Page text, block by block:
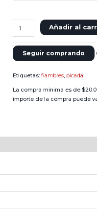
Añadir al
Seguir comprando
Etiquetas:fiambres, picada
La compra mínima es de
importe de la compra puede